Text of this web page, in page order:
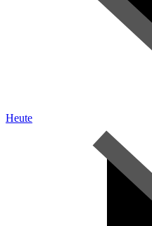
Heute